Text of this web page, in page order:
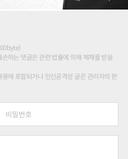
하는 댓글은 관련 법률에 의해 제재를 받을
에 포함되거나 인신공격성 글은 관리자의 판